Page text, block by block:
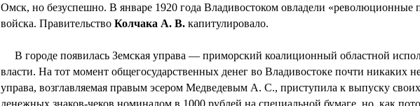
Омск, но безуспешно. В январе 1920 года Владивостоком овладели «революционные
войска. Правительство Колчака А. В. капитулировало.
В городе появилась Земская управа — приморский коалиционный областной
власти. На тот момент общегосударственных денег во Владивостоке почти никаких
управа, возглавляемая правым эсером Медведевым А. С., приступила к выпуску
денежных знаков-чеков номиналом в 1000 рублей на специальной бумаге, но, как